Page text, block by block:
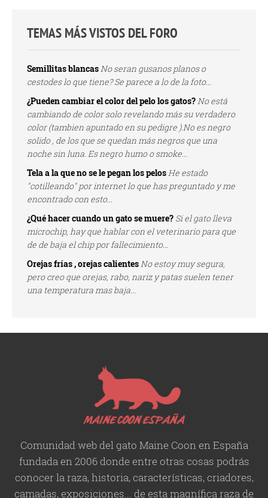
TEMAS MÁS VISTOS DEL FORO
Semillitas blancasNo seran gusanos planos o
cestodes lo que tiene? Se parece a lo de la foto...
¿Pueden cambiar el color del pelo los gatos?No está
cambiando de color solo revelando más su verdadero
color (tambien apuntado en su pedigre ).No es negro
solido , de los que se quedan más negros que una
noche sin luna. Es negro humo o smoke...
Tela a la que no se le pegan los pelosHe estado
"cotilleando" por internet lo que has preguntado y me
encontrado con esto...
¿Qué hacer cuando un gato se muere? Si el gato lleva
microchip, hay que hablar con el veterinario para que
de de baja el chip por fallecimiento...
Orejas frías , orejas calientesNo estoy muy segura,
pero creo que orejas, rabo, nariz y patas suelen tener
una temperatura mas baja...
Comunidad web del gato Maine Coon en España
fundada en 2006 donde entre otras cosas podrás
conocer la raza, historia,características, criadores,
camadas, exposiciones... de esta magnífica raza de